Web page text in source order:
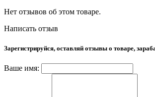
Нет отзывов об этом товаре.
Написать отзыв
Зарегистрируйся, оставляй отзывы о товаре,
Ваше имя: